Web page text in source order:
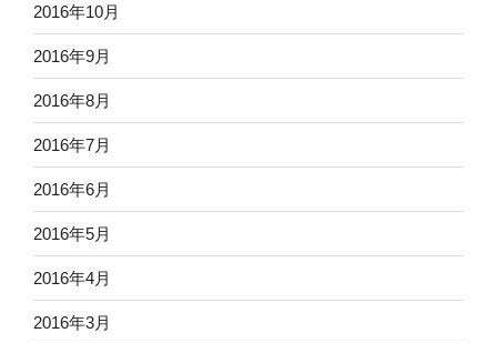
2016年10月
2016年9月
2016年8月
2016年7月
2016年6月
2016年5月
2016年4月
2016年3月